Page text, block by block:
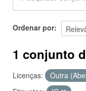
Sobre
Ordenar por
1 conjunto
Licenças: Outra